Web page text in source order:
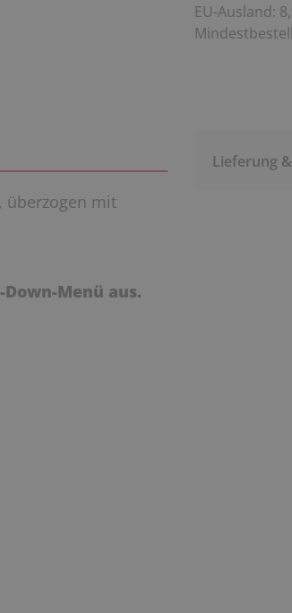
EU-Ausland:
überzogen mit
Menü aus.
Lieferung